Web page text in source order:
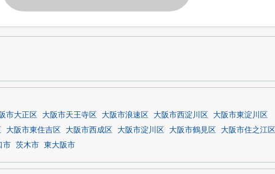
市大正区 大阪市天王寺区 大阪市浪速区 大阪市西淀川区
大阪市東淀川区
大阪市東住吉区 大阪市西成区 大阪市淀川区 大阪市鶴見区
大阪市住之江区
市 茨木市 東大阪市